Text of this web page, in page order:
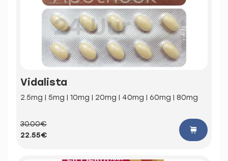
Vidalista
2.5mg | 5mg | 10mg | 20mg | 40mg | 60mg | 80mg
30.00€
22.55€